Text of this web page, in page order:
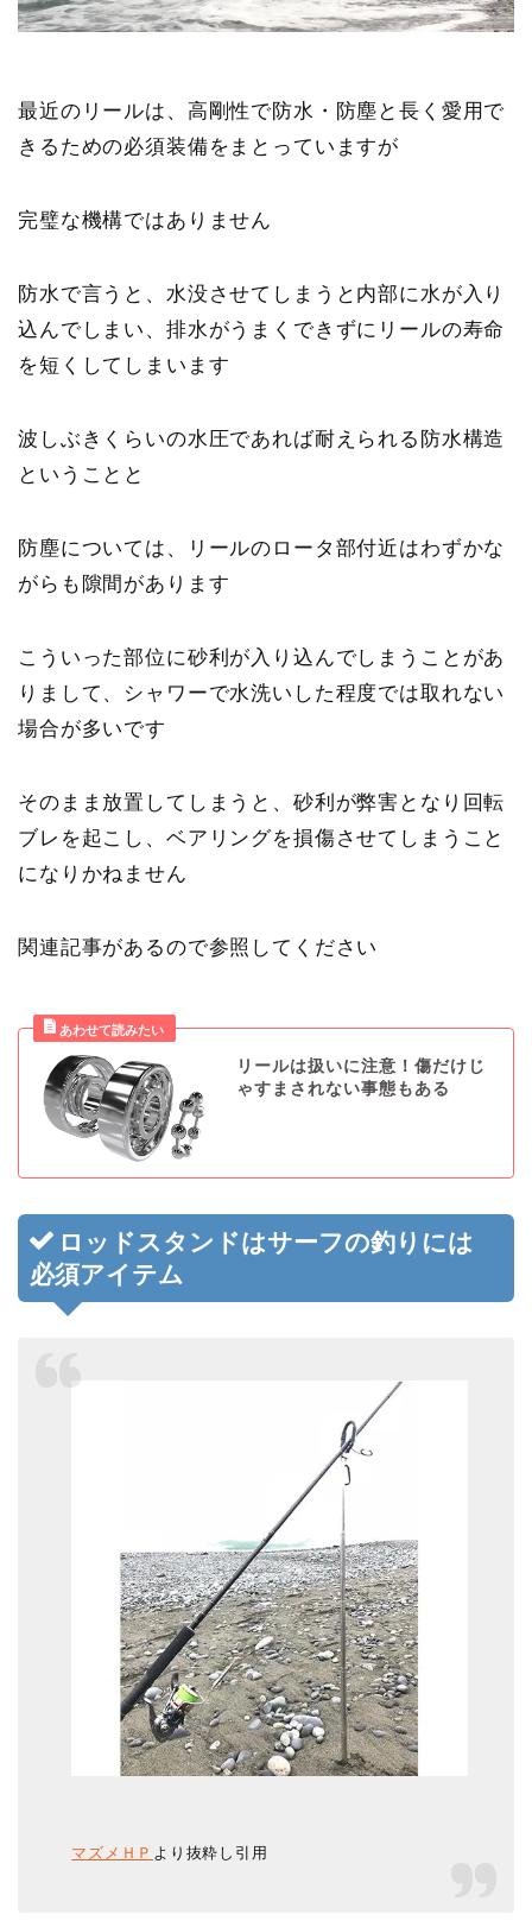
最近のリールは、高剛性で防水・防塵と長く愛用で
きるための必須装備をまとっていますが
完璧な機構ではありません
防水で言うと、水没させてしまうと内部に水が入り
込んでしまい、排水がうまくできずにリールの寿命
を短くしてしまいます
波しぶきくらいの水圧であれば耐えられる防水構造
ということと
防塵については、リールのロータ部付近はわずかな
がらも隙間があります
こういった部位に砂利が入り込んでしまうことがあ
りまして、シャワーで水洗いした程度では取れない
場合が多いです
そのまま放置してしまうと、 砂利が弊害となり回転
ブレを起こし、ベアリングを損傷させてしまうこと
になりかねません
関連記事があるので参照してください
リールは扱いに注意！傷だけじ
ゃすまされない事態もある
ロッドスタンドはサーフの釣りには
必須アイテム
マズメＨＰ より抜粋し引用